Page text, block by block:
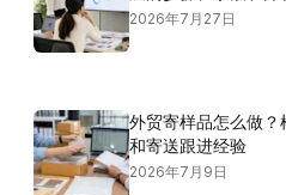
2026年7月27日
外贸寄样品怎么做
和寄送跟进经验
2026年7月9日